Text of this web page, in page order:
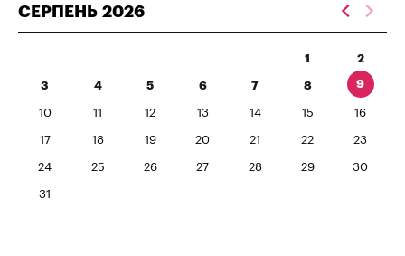
СЕРПЕНЬ 2026
1 2
3 4 5 6 7 8 9
10 11 12 13 14 15 16
17 18 19 20 21 22 23
24 25 26 27 28 29 30
31